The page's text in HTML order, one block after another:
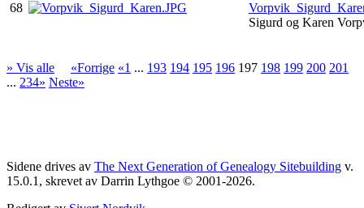
68
Sigurd og Karen
» Vis alle «Forrige «1 ... 193 194 195 196 197 198 199 200 201
... 234» Neste»
Sidene drives av The Next Generation of Genealogy Sitebuilding v.
15.0.1, skrevet av Darrin Lythgoe © 2001-2026.